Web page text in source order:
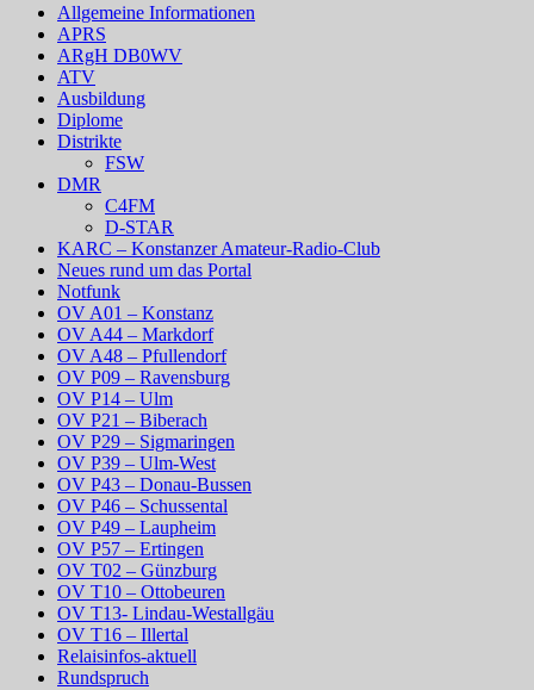
Allgemeine Informationen
APRS
ARgH DB0WV
ATV
Ausbildung
Diplome
Distrikte
FSW
DMR
C4FM
D-STAR
KARC – Konstanzer Amateur-Radio-Club
Neues rund um das Portal
Notfunk
OV A01 – Konstanz
OV A44 – Markdorf
OV A48 – Pfullendorf
OV P09 – Ravensburg
OV P14 – Ulm
OV P21 – Biberach
OV P29 – Sigmaringen
OV P39 – Ulm-West
OV P43 – Donau-Bussen
OV P46 – Schussental
OV P49 – Laupheim
OV P57 – Ertingen
OV T02 – Günzburg
OV T10 – Ottobeuren
OV T13- Lindau-Westallgäu
OV T16 – Illertal
Relaisinfos-aktuell
Rundspruch